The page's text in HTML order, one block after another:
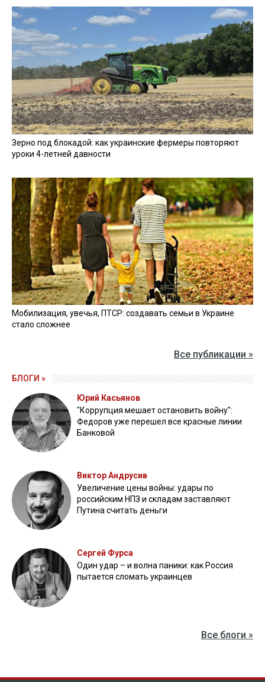
Зерно под блокадой: как украинские фермеры повторяют
уроки 4-летней давности
Мобилизация, увечья, ПТСР: создавать семьи в Украине
стало сложнее
Все публикации »
БЛОГИ »
Юрий Касьянов
"Коррупция мешает остановить войну":
Федоров уже перешел все красные линии
Банковой
Виктор Андрусив
Увеличение цены войны: удары по
российским НПЗ и складам заставляют
Путина считать деньги
Сергей Фурса
Один удар – и волна паники: как Россия
пытается сломать украинцев
Все блоги »